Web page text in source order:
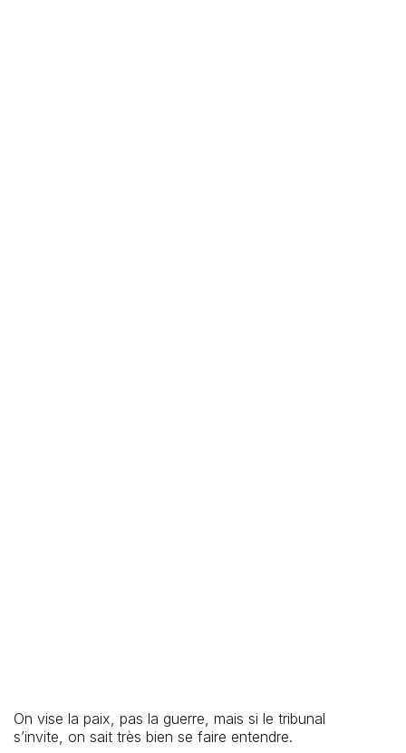
On vise la paix, pas la guerre, mais si le tribunal
s’invite, on sait très bien se faire entendre.